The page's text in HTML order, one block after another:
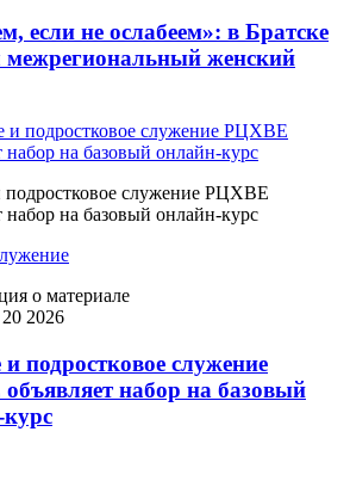
если не ослабеем»: в Братске
женский
подростковое служение РЦХВЕ
набор на базовый онлайн-курс
о материале
2026
и подростковое служение
набор на базовый